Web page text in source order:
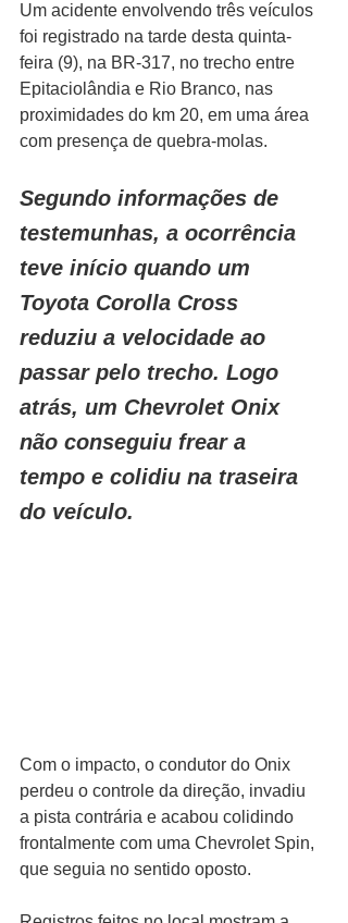
Um acidente envolvendo três veículos
foi registrado na tarde desta quinta-
feira (9), na BR-317, no trecho entre
Epitaciolândia e Rio Branco, nas
proximidades do km 20, em uma área
com presença de quebra-molas.
Segundo informações de
testemunhas, a ocorrência
teve início quando um
Toyota Corolla Cross
reduziu a velocidade ao
passar pelo trecho. Logo
atrás, um Chevrolet Onix
não conseguiu frear a
tempo e colidiu na traseira
do veículo.
Com o impacto, o condutor do Onix
perdeu o controle da direção, invadiu
a pista contrária e acabou colidindo
frontalmente com uma Chevrolet Spin,
que seguia no sentido oposto.